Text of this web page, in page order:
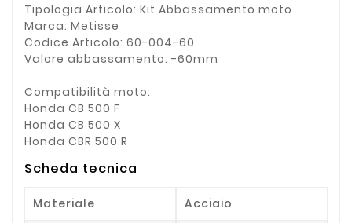
Tipologia Articolo: Kit Abbassamento moto
Marca: Metisse
Codice Articolo: 60-004-60
Valore abbassamento: -60mm
Compatibilità moto:
Honda CB 500 F
Honda CB 500 X
Honda CBR 500 R
Scheda tecnica
Materiale Acciaio